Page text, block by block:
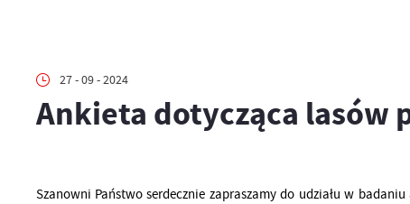
27 - 09 - 2024
Ankieta dotycząca lasów
Szanowni Państwo serdecznie zapraszamy do udziału w